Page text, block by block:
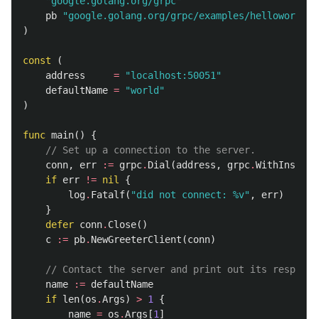
pb
"google.golang.org/grpc/examples/helloworld/
)
const
(
address
=
"localhost:50051"
defaultName =
"world"
)
func main()
{
// Set up a connection to the server.
conn, err := grpc. Dial (address , grpc.
if err != nil
{
log. Fatalf( "did not connect: %v" , err)
}
defer conn. Close()
c
:= pb. NewGreeterClient (conn)
// Contact the server and print out its
name
:= defaultName
if len(os .Args) > 1 {
name = os .Args [1]